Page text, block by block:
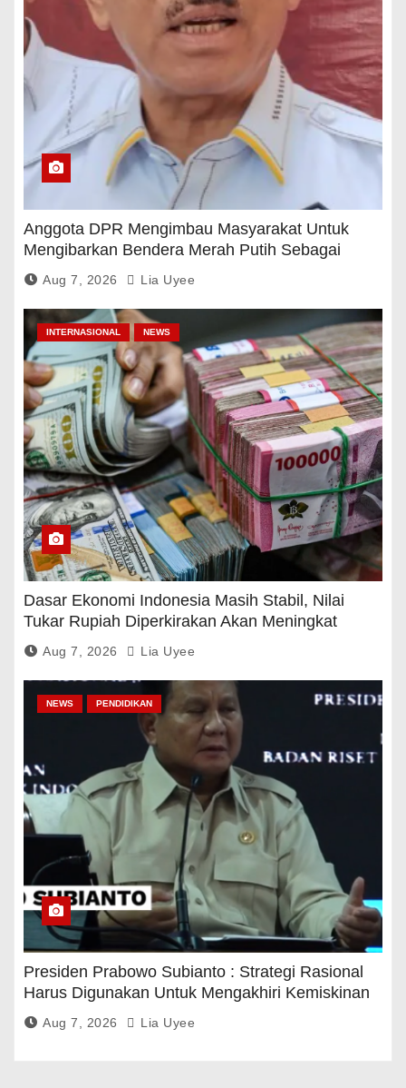
Anggota DPR Mengimbau Masyarakat Untuk
Mengibarkan Bendera Merah Putih Sebagai
Tanda Rasa Terima Kasih
Aug 7, 2026 Lia Uyee
INTERNASIONAL NEWS
Dasar Ekonomi Indonesia Masih Stabil, Nilai
Tukar Rupiah Diperkirakan Akan Meningkat
Aug 7, 2026 Lia Uyee
NEWS PENDIDIKAN
Presiden Prabowo Subianto : Strategi Rasional
Harus Digunakan Untuk Mengakhiri Kemiskinan
Aug 7, 2026 Lia Uyee